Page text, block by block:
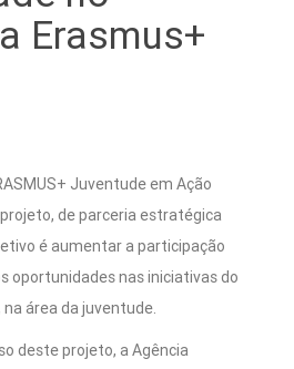
Erasmus+
Juventude em Ação
de parceria estratégica
é aumentar a participação
oportunidades nas iniciativas do
área da juventude.
deste projeto, a Agência